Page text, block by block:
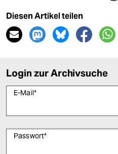
Diesen Artikel teilen
Login zur Archivsuche
E-Mail*
Passwort*